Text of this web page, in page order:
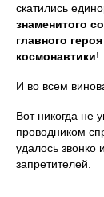
скатились
знаменитого
главного
космонавтики!
И во всем
Вот никогда не
проводником
удалось звонко
запретителей.